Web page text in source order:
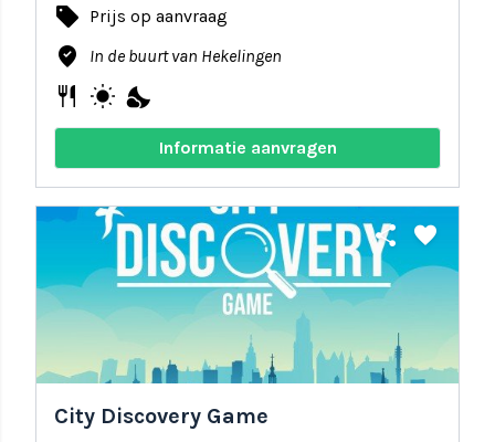
local_offer Prijs op aanvraag
where_to_vote In de buurt van Hekelingen
restaurant wb_sunny nights_stay
Informatie aanvragen
share favorite
City Discovery Game